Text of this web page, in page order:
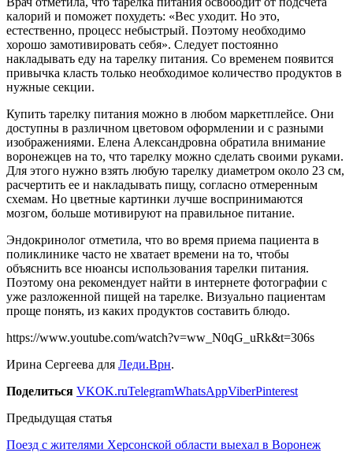
калорий и поможет похудеть: «Вес уходит. Но это,
естественно, процесс небыстрый. Поэтому необходимо
хорошо замотивировать себя». Следует постоянно
накладывать еду на тарелку питания. Со временем появится
привычка класть только необходимое количество продуктов в
нужные секции.
Купить тарелку питания можно в любом маркетплейсе. Они
доступны в различном цветовом оформлении и с разными
изображениями. Елена Александровна обратила внимание
воронежцев на то, что тарелку можно сделать своими руками.
Для этого нужно взять любую тарелку диаметром около 23 см,
расчертить ее и накладывать пищу, согласно отмеренным
схемам. Но цветные картинки лучше воспринимаются
мозгом, больше мотивируют на правильное питание.
Эндокринолог отметила, что во время приема пациента в
поликлинике часто не хватает времени на то, чтобы
объяснить все нюансы использования тарелки питания.
Поэтому она рекомендует найти в интернете фотографии с
уже разложенной пищей на тарелке. Визуально пациентам
проще понять, из каких продуктов составить блюдо.
https://www.youtube.com/watch?v=ww_N0qG_uRk&t=306s
Ирина Сергеева для Леди.Врн.
Поделиться VKOK.ruTelegramWhatsAppViberPinterest
Предыдущая статья
Поезд с жителями Херсонской области выехал в Воронеж